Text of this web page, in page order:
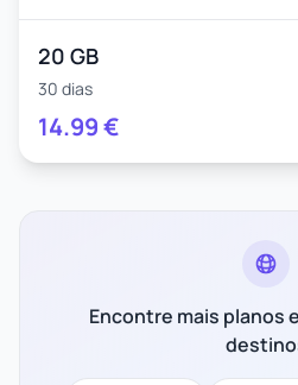
20 GB
30 dias
14.99€
Encontre mais planos